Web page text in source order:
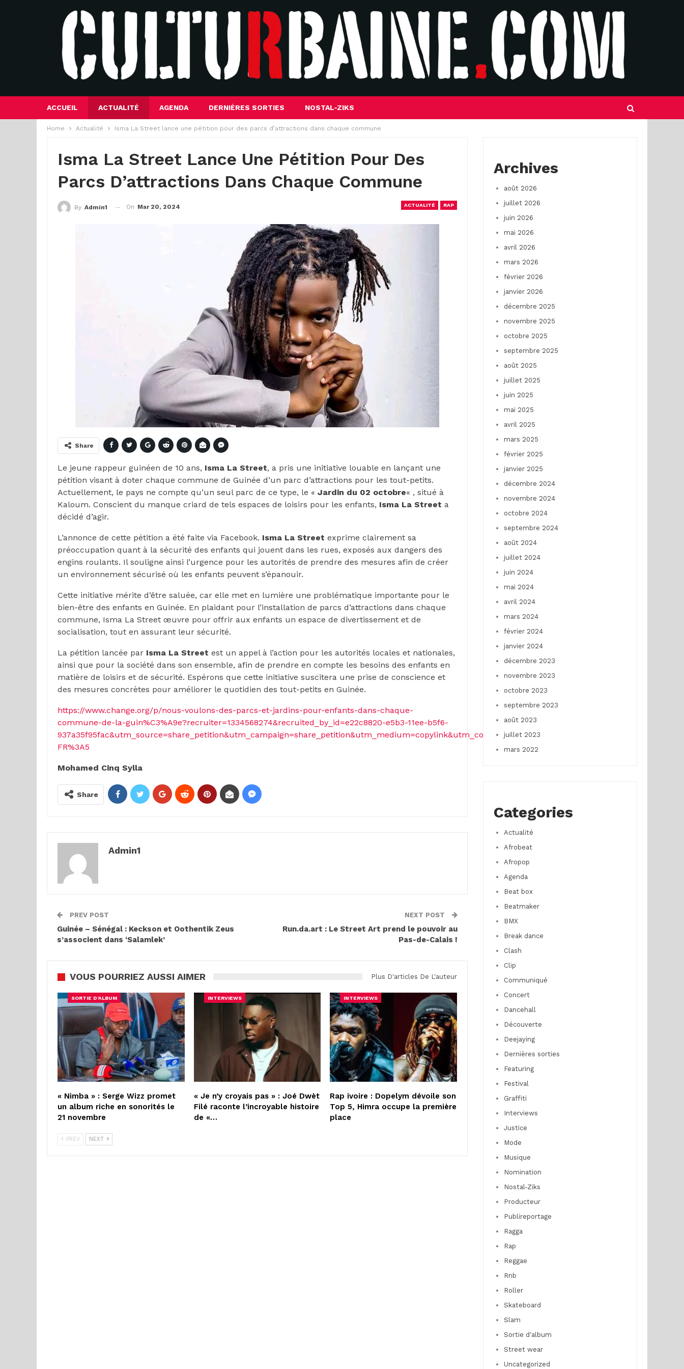
ACCUEIL ACTUALITÉ AGENDA DERNIÈRES SORTIES NOSTAL-ZIKS
Home Actualité Isma La Street lance une pétition pour des parcs d’attractions dans chaque commune
Isma La Street Lance Une Pétition Pour Des
Parcs D’attractions Dans Chaque Commune
ACTUALITÉ RAP
By Admin1 On Mar 20, 2024
Share
Le jeune rappeur guinéen de 10 ans, Isma La Street, a pris une initiative louable en lançant une
pétition visant à doter chaque commune de Guinée d’un parc d’attractions pour les tout-petits.
Actuellement, le pays ne compte qu’un seul parc de ce type, le « Jardin du 02 octobre« , situé à
Kaloum. Conscient du manque criard de tels espaces de loisirs pour les enfants, Isma La Street a
décidé d’agir.
L’annonce de cette pétition a été faite via Facebook. Isma La Street exprime clairement sa
préoccupation quant à la sécurité des enfants qui jouent dans les rues, exposés aux dangers des
engins roulants. Il souligne ainsi l’urgence pour les autorités de prendre des mesures afin de créer
un environnement sécurisé où les enfants peuvent s’épanouir.
Cette initiative mérite d’être saluée, car elle met en lumière une problématique importante pour le
bien-être des enfants en Guinée. En plaidant pour l’installation de parcs d’attractions dans chaque
commune, Isma La Street œuvre pour offrir aux enfants un espace de divertissement et de
socialisation, tout en assurant leur sécurité.
La pétition lancée par Isma La Street est un appel à l’action pour les autorités locales et nationales,
ainsi que pour la société dans son ensemble, afin de prendre en compte les besoins des enfants en
matière de loisirs et de sécurité. Espérons que cette initiative suscitera une prise de conscience et
des mesures concrètes pour améliorer le quotidien des tout-petits en Guinée.
https://www.change.org/p/nous-voulons-des-parcs-et-jardins-pour-enfants-dans-chaque-
commune-de-la-guin%C3%A9e?recruiter=1334568274&recruited_by_id=e22c8820-e5b3-11ee-b5f6-
937a35f95fac&utm_source=share_petition&utm_campaign=share_petition&utm_medium=copylink&utm_content=cl_sharecopy_37939113_fr-
FR%3A5
Mohamed Cinq Sylla
Share
Admin1
PREV POST
Guinée – Sénégal : Keckson et Oothentik Zeus
s’associent dans ‘Salamlek’
NEXT POST
Run.da.art : Le Street Art prend le pouvoir au
Pas-de-Calais !
VOUS POURRIEZ AUSSI AIMER Plus D'articles De L'auteur
SORTIE D'ALBUM
« Nimba » : Serge Wizz promet
un album riche en sonorités le
21 novembre
INTERVIEWS
« Je n’y croyais pas » : Joé Dwèt
Filé raconte l’incroyable histoire
de «…
INTERVIEWS
Rap ivoire : Dopelym dévoile son
Top 5, Himra occupe la première
place
PREV NEXT
Archives
août 2026
juillet 2026
juin 2026
mai 2026
avril 2026
mars 2026
février 2026
janvier 2026
décembre 2025
novembre 2025
octobre 2025
septembre 2025
août 2025
juillet 2025
juin 2025
mai 2025
avril 2025
mars 2025
février 2025
janvier 2025
décembre 2024
novembre 2024
octobre 2024
septembre 2024
août 2024
juillet 2024
juin 2024
mai 2024
avril 2024
mars 2024
février 2024
janvier 2024
décembre 2023
novembre 2023
octobre 2023
septembre 2023
août 2023
juillet 2023
mars 2022
Categories
Actualité
Afrobeat
Afropop
Agenda
Beat box
Beatmaker
BMX
Break dance
Clash
Clip
Communiqué
Concert
Dancehall
Découverte
Deejaying
Dernières sorties
Featuring
Festival
Graffiti
Interviews
Justice
Mode
Musique
Nomination
Nostal-Ziks
Producteur
Publireportage
Ragga
Rap
Reggae
Rnb
Roller
Skateboard
Slam
Sortie d'album
Street wear
Uncategorized